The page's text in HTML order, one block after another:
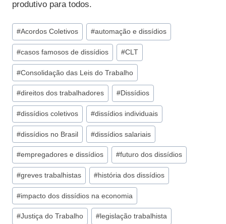
produtivo para todos.
Tags
do
Post:
#Acordos Coletivos #automação e dissídios
#casos famosos de dissídios #CLT
#Consolidação das Leis do Trabalho
#direitos dos trabalhadores #Dissídios
#dissídios coletivos #dissídios individuais
#dissídios no Brasil #dissídios salariais
#empregadores e dissídios #futuro dos dissídios
#greves trabalhistas #história dos dissídios
#impacto dos dissídios na economia
#Justiça do Trabalho # legislação trabalhista